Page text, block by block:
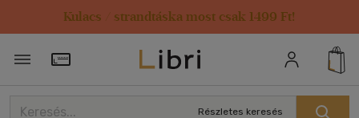
Kulacs / strandtáska most csak 1499 Ft!
Törzsvásárlói Kártya adatai
Részletes keresés